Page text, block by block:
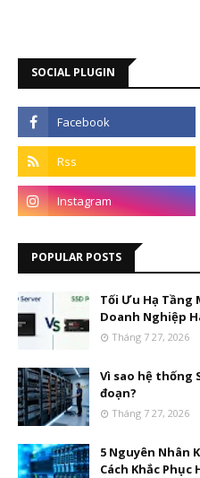
SOCIAL PLUGIN
POPULAR POSTS
Tối Ưu Hạ Tầng
Doanh Nghiệp
Tháng 7 27, 2026
Vì sao hệ thống
đoạn?
Tháng 7 27, 2026
5 Nguyên Nhân
Cách Khắc Phục